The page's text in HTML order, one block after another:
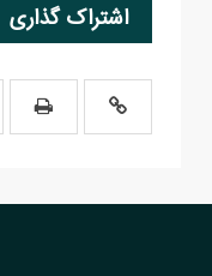
اشتراک گذاری